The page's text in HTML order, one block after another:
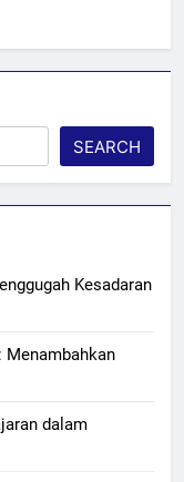
SEARCH
Kesadaran
Menambahkan
dalam